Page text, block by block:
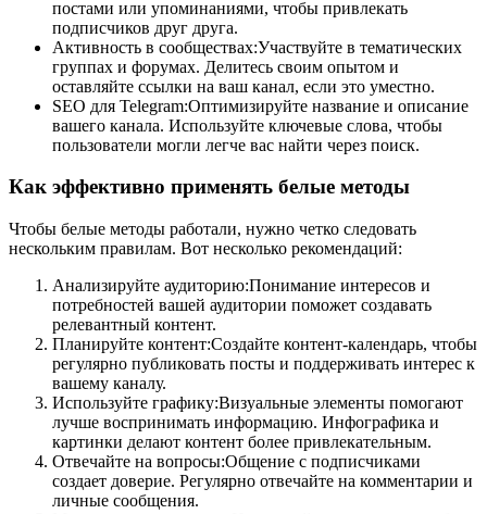
постами или упоминаниями, чтобы привлекать
подписчиков друг друга.
Активность в сообществах:Участвуйте в тематических
группах и форумах. Делитесь своим опытом и
оставляйте ссылки на ваш канал, если это уместно.
SEO для Telegram:Оптимизируйте название и описание
вашего канала. Используйте ключевые слова, чтобы
пользователи могли легче вас найти через поиск.
Как эффективно применять белые методы
Чтобы белые методы работали, нужно четко следовать
нескольким правилам. Вот несколько рекомендаций:
Анализируйте аудиторию:Понимание интересов и
потребностей вашей аудитории поможет создавать
релевантный контент.
Планируйте контент:Создайте контент-календарь, чтобы
регулярно публиковать посты и поддерживать интерес к
вашему каналу.
Используйте графику:Визуальные элементы помогают
лучше воспринимать информацию. Инфографика и
картинки делают контент более привлекательным.
Отвечайте на вопросы:Общение с подписчиками
создает доверие. Регулярно отвечайте на комментарии и
личные сообщения.